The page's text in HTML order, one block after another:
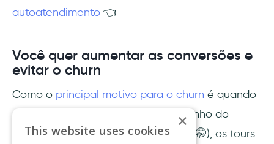
autoatendimento 👈
Você quer aumentar as conversões e
evitar o churn
Como o principal motivo para o churn é quando
a empresa mente sobre o desempenho do
produto (de acordo com os clientes 🤭), os tours
×
This website uses cookies